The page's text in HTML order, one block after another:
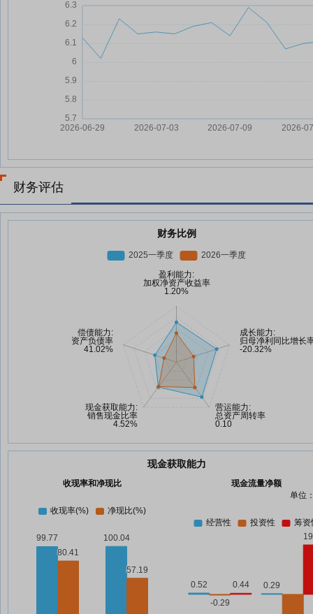
财务评估
财务比例
现金获取能力
收现率和净现比
现金流量净额
单位